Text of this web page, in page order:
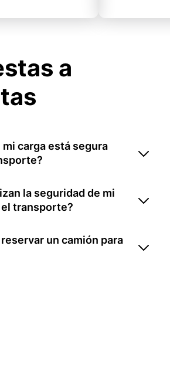
a
mi carga está segura
la seguridad de mi
transporte?
un camión para